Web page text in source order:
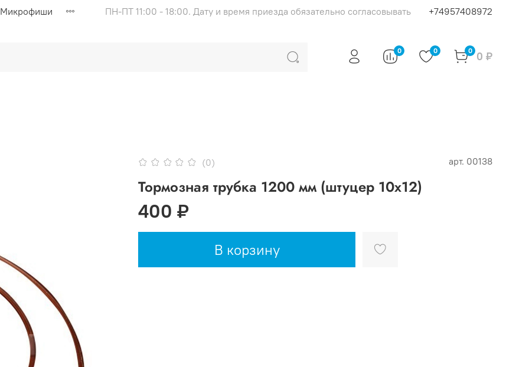
Микрофиши ПН-ПТ 11:00 - 18:00. Дату и время приезда обязательно согласовывать +74957408972
0 0 0 0 ₽
(0) арт. 00138
Тормозная трубка 1200 мм (штуцер 10х12)
400 ₽
В корзину